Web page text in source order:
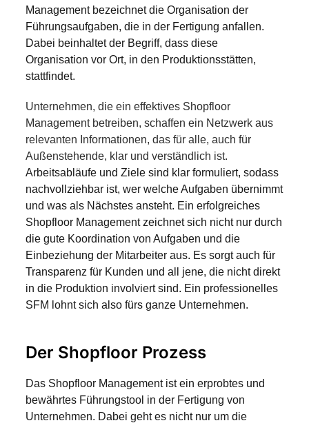
Management bezeichnet die Organisation der
Führungsaufgaben, die in der Fertigung anfallen.
Dabei beinhaltet der Begriff, dass diese
Organisation vor Ort, in den Produktionsstätten,
stattfindet.
Unternehmen, die ein effektives Shopfloor
Management betreiben, schaffen ein Netzwerk aus
relevanten Informationen, das für alle, auch für
Außenstehende, klar und verständlich ist.
Arbeitsabläufe und Ziele sind klar formuliert, sodass
nachvollziehbar ist, wer welche Aufgaben übernimmt
und was als Nächstes ansteht. Ein erfolgreiches
Shopfloor Management zeichnet sich nicht nur durch
die gute Koordination von Aufgaben und die
Einbeziehung der Mitarbeiter aus. Es sorgt auch für
Transparenz für Kunden und all jene, die nicht direkt
in die Produktion involviert sind. Ein professionelles
SFM lohnt sich also fürs ganze Unternehmen.
Der Shopfloor Prozess
Das Shopfloor Management ist ein erprobtes und
bewährtes Führungstool in der Fertigung von
Unternehmen. Dabei geht es nicht nur um die